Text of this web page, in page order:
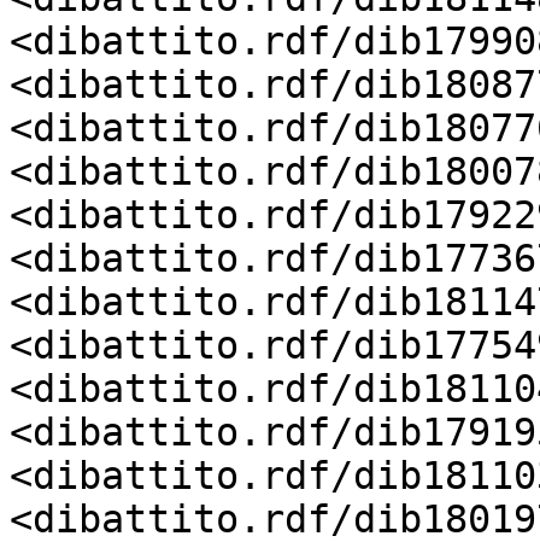
<dibattito.rdf/
<dibattito.rdf/
<dibattito.rdf/
<dibattito.rdf/
<dibattito.rdf/
<dibattito.rdf/
<dibattito.rdf/
<dibattito.rdf/
<dibattito.rdf/
<dibattito.rdf/
<dibattito.rdf/
<dibattito.rdf/